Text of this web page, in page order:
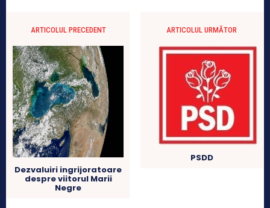
ARTICOLUL PRECEDENT
Dezvaluiri ingrijoratoare
despre viitorul Marii
Negre
ARTICOLUL URMĂTOR
PSDD